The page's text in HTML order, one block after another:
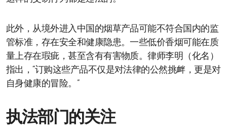
此外，从境外进入中国的烟草产品可能不符合国内的监
管标准，存在安全和健康隐患。一些低价香烟可能在质
量上存在瑕疵，甚至含有有害物质。律师李明（化名）
指出，“订购这些产品不仅是对法律的公然挑衅，更是对
自身健康的冒险。”
执法部门的关注